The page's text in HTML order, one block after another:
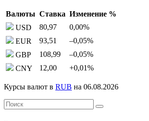
Валюты Ставка Изменение %
USD
80,97 0,00%
EUR
93,51 –0,05%
GBP
108,99 –0,05%
CNY
12,00 +0,01%
Курсы валют в RUB на 06.08.2026